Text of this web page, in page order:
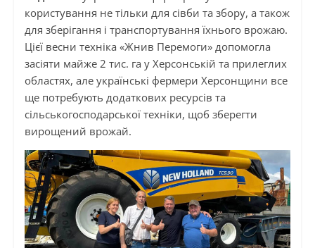
користування не тільки для сівби та збору, а також
для зберігання і транспортування їхнього врожаю.
Цієї весни техніка «Жнив Перемоги» допомогла
засіяти майже 2 тис. га у Херсонській та прилеглих
областях, але українські фермери Херсонщини все
ще потребують додаткових ресурсів та
сільськогосподарської техніки, щоб зберегти
вирощений врожай.